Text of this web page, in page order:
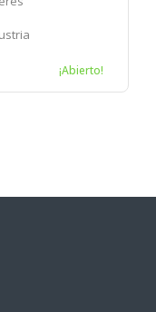
¡Abierto!